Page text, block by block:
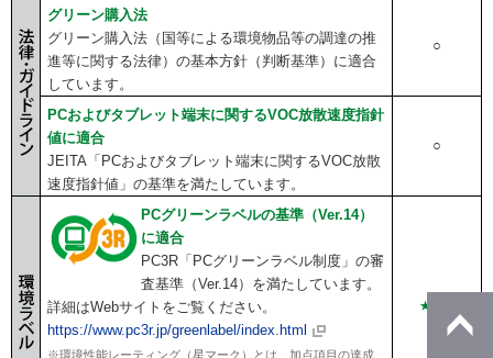
グリーン購入法
グリーン購入法（国等による環境物品等の調達の推
進等に関する法律）の基本方針（判断基準）に適合
しています。
○
PCおよびタブレット端末に関するVOC放散速度指針
値に適合
JEITA「PCおよびタブレット端末に関するVOC放散
速度指針値」の基準を満たしています。
○
PCグリーンラベルの基準（Ver.14）
に適合
PC3R「PCグリーンラベル制度」の審
査基準（Ver.14）を満たしています。
詳細はWebサイトをご覧ください。
https://www.pc3r.jp/greenlabel/index.html
※環境性能レーティング（星マーク）とは、加点項目の達成
★★★
V14